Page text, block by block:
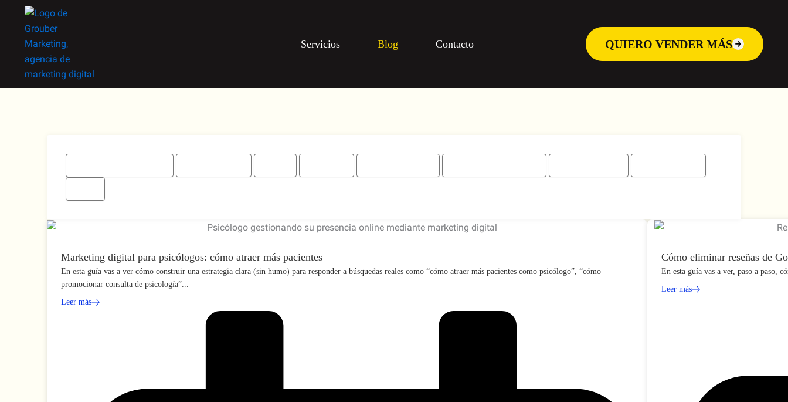
contenido
Servicios Blog Contacto QUIERO VENDER MÁS
Marketing digital para psicólogos: cómo atraer más pacientes
En esta guía vas a ver cómo construir una estrategia clara (sin humo) para responder a búsquedas reales como “cómo atraer más pacientes como psicólogo”, “cómo
promocionar consulta de psicología”...
Leer más
Cómo eliminar reseñas de
En esta guía vas a ver, paso a paso,
Leer más
PáginaPáginaPáginaPáginaPágina